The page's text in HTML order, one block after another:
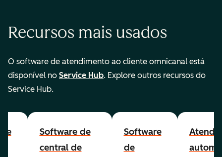
Recursos mais usados
O software de atendimento ao cliente omnicanal está
disponível no Service Hub. Explore outros recursos do
Service Hub.
Software de
central de
Software
de